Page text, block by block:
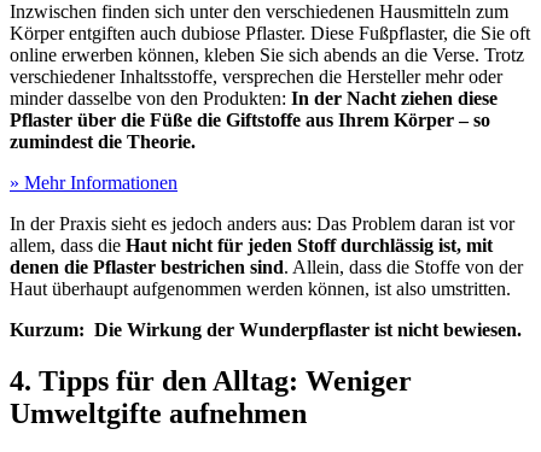
Inzwischen finden sich unter den verschiedenen Hausmitteln zum
Körper entgiften auch dubiose Pflaster. Diese Fußpflaster, die Sie oft
online erwerben können, kleben Sie sich abends an die Verse. Trotz
verschiedener Inhaltsstoffe, versprechen die Hersteller mehr oder
minder dasselbe von den Produkten: In der Nacht ziehen diese
Pflaster über die Füße die Giftstoffe aus Ihrem Körper – so
zumindest die Theorie.
» Mehr Informationen
In der Praxis sieht es jedoch anders aus: Das Problem daran ist vor
allem, dass die Haut nicht für jeden Stoff durchlässig ist, mit
denen die Pflaster bestrichen sind. Allein, dass die Stoffe von der
Haut überhaupt aufgenommen werden können, ist also umstritten.
Kurzum: Die Wirkung der Wunderpflaster ist nicht bewiesen.
4. Tipps für den Alltag: Weniger
Umweltgifte aufnehmen